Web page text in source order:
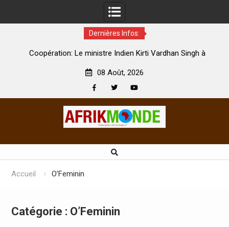
Dernières Infos:
Coopération: Le ministre Indien Kirti Vardhan Singh à
08 Août, 2026
Accueil O’Feminin
Catégorie : O’Feminin